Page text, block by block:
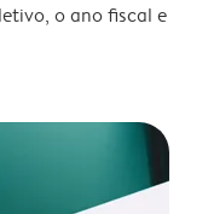
o ano fiscal e